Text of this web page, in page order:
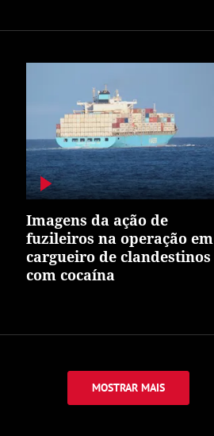
Imagens da ação de
fuzileiros na operação em
cargueiro de clandestinos
com cocaína
MOSTRAR MAIS